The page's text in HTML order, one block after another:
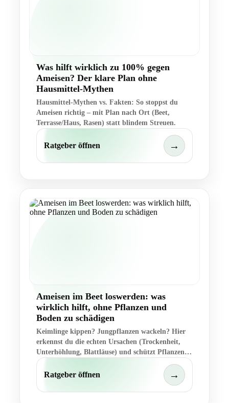
Was hilft wirklich zu 100% gegen
Ameisen? Der klare Plan ohne
Hausmittel-Mythen
Hausmittel-Mythen vs. Fakten: So stoppst du
Ameisen richtig – mit Plan nach Ort (Beet,
Terrasse/Haus, Rasen) statt blindem Streuen.
Ratgeber öffnen →
Ameisen im Beet loswerden: was
wirklich hilft, ohne Pflanzen und
Boden zu schädigen
Keimlinge kippen? Jungpflanzen wackeln? Hier
erkennst du die echten Ursachen (Trockenheit,
Unterhöhlung, Blattläuse) und schützt Pflanzen
beetschonend.
Ratgeber öffnen →